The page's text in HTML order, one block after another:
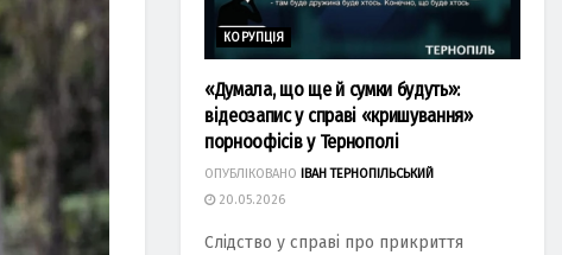
КОРУПЦІЯ
«Думала, що ще й сумки будуть»:
відеозапис у справі «кришування»
порноофісів у Тернополі
ОПУБЛІКОВАНО
ІВАН ТЕРНОПІЛЬСЬКИЙ
20.05.2026
Слідство у справі про прикриття